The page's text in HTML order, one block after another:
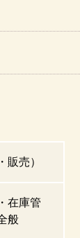
販売）
在庫管
般